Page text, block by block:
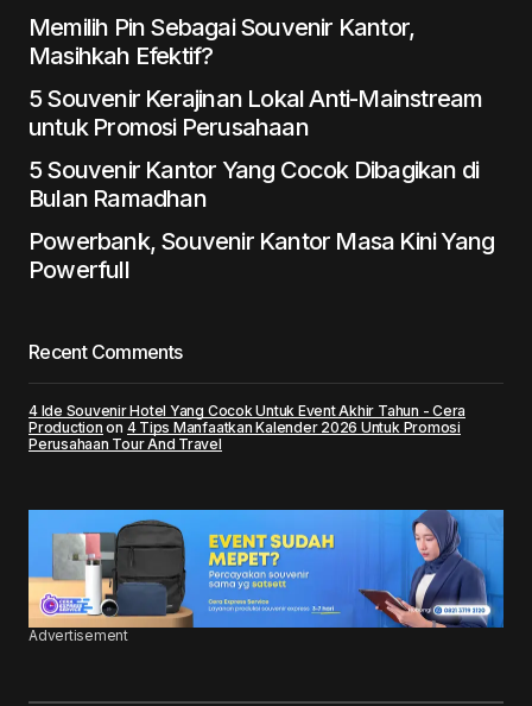
Memilih Pin Sebagai Souvenir Kantor,
Masihkah Efektif?
5 Souvenir Kerajinan Lokal Anti-Mainstream
untuk Promosi Perusahaan
5 Souvenir Kantor Yang Cocok Dibagikan di
Bulan Ramadhan
Powerbank, Souvenir Kantor Masa Kini Yang
Powerfull
Recent Comments
4 Ide Souvenir Hotel Yang Cocok Untuk Event Akhir Tahun - Cera
Production on 4 Tips Manfaatkan Kalender 2026 Untuk Promosi
Perusahaan Tour And Travel
Advertisement